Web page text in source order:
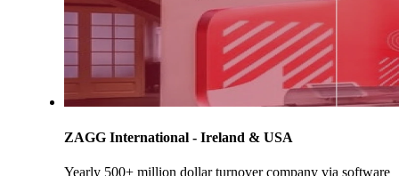
ZAGG International - Ireland & USA
Yearly 500+ million dollar turnover company via software